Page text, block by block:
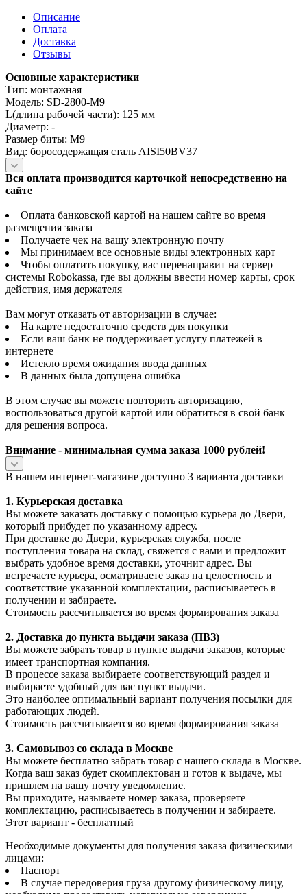
Описание
Оплата
Доставка
Отзывы
Основные характеристики
Тип: монтажная
Модель: SD-2800-M9
L(длина рабочей части): 125 мм
Диаметр: -
Размер биты: М9
Вид: боросодержащая сталь AISI50BV37
Вся оплата производится карточкой непосредственно на
сайте
Оплата банковской картой на нашем сайте во время
размещения заказа
Получаете чек на вашу электронную почту
Мы принимаем все основные виды электронных карт
Чтобы оплатить покупку, вас перенаправит на сервер
системы Robokassa, где вы должны ввести номер карты, срок
действия, имя держателя
Вам могут отказать от авторизации в случае:
На карте недостаточно средств для покупки
Если ваш банк не поддерживает услугу платежей в
интернете
Истекло время ожидания ввода данных
В данных была допущена ошибка
В этом случае вы можете повторить авторизацию,
воспользоваться другой картой или обратиться в свой банк
для решения вопроса.
Внимание - минимальная сумма заказа 1000 рублей!
В нашем интернет-магазине доступно 3 варианта доставки
1. Курьерская доставка
Вы можете заказать доставку с помощью курьера до Двери,
который прибудет по указанному адресу.
При доставке до Двери, курьерская служба, после
поступления товара на склад, свяжется с вами и предложит
выбрать удобное время доставки, уточнит адрес. Вы
встречаете курьера, осматриваете заказ на целостность и
соответствие указанной комплектации, расписываетесь в
получении и забираете.
Стоимость рассчитывается во время формирования заказа
2. Доставка до пункта выдачи заказа (ПВЗ)
Вы можете забрать товар в пункте выдачи заказов, которые
имеет транспортная компания.
В процессе заказа выбираете соответствующий раздел и
выбираете удобный для вас пункт выдачи.
Это наиболее оптимальный вариант получения посылки для
работающих людей.
Стоимость рассчитывается во время формирования заказа
3. Самовывоз со склада в Москве
Вы можете бесплатно забрать товар с нашего склада в Москве.
Когда ваш заказ будет скомплектован и готов к выдаче, мы
пришлем на вашу почту уведомление.
Вы приходите, называете номер заказа, проверяете
комплектацию, расписываетесь в получении и забираете.
Этот вариант - бесплатный
Необходимые документы для получения заказа физическими
лицами:
Паспорт
В случае передоверия груза другому физическому лицу,